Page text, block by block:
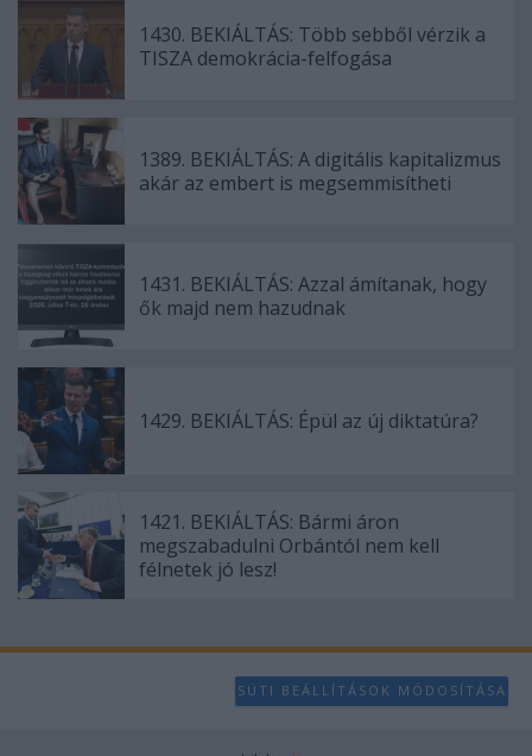
1430. BEKIÁLTÁS: Több sebből vérzik a
TISZA demokrácia-felfogása
1389. BEKIÁLTÁS: A digitális kapitalizmus
akár az embert is megsemmisítheti
1431. BEKIÁLTÁS: Azzal ámítanak, hogy
ők majd nem hazudnak
1429. BEKIÁLTÁS: Épül az új diktatúra?
1421. BEKIÁLTÁS: Bármi áron
megszabadulni Orbántól nem kell
félnetek jó lesz!
SÜTI BEÁLLÍTÁSOK MÓDOSÍTÁSA